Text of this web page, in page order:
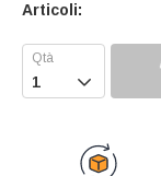
Articoli:
